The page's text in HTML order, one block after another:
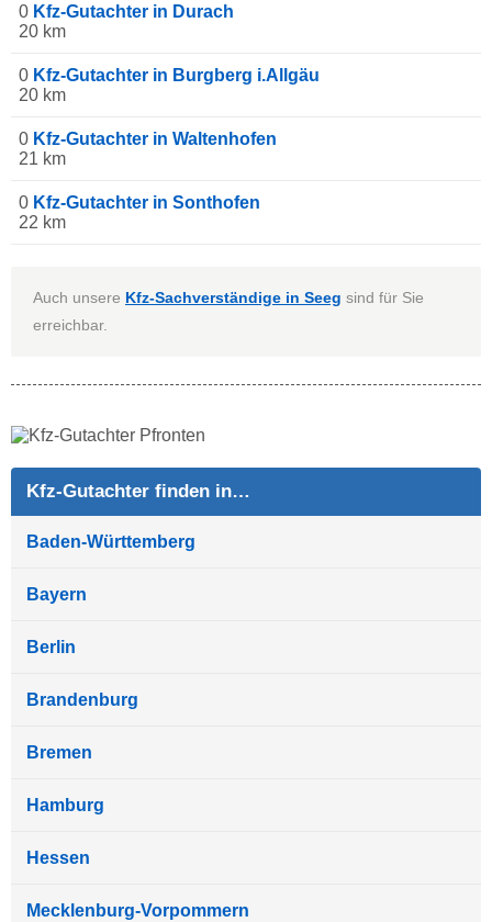
0 Kfz-Gutachter in Durach
20 km
0 Kfz-Gutachter in Burgberg i.Allgäu
20 km
0 Kfz-Gutachter in Waltenhofen
21 km
0 Kfz-Gutachter in Sonthofen
22 km
Auch unsere Kfz-Sachverständige in Seeg sind für Sie
erreichbar.
Kfz-Gutachter finden in…
Baden-Württemberg
Bayern
Berlin
Brandenburg
Bremen
Hamburg
Hessen
Mecklenburg-Vorpommern